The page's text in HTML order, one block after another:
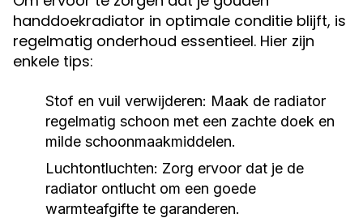
handdoekradiator in optimale conditie blijft, is
regelmatig onderhoud essentieel. Hier zijn
enkele tips:
Stof en vuil verwijderen: Maak de radiator
regelmatig schoon met een zachte doek en
milde schoonmaakmiddelen.
Luchtontluchten: Zorg ervoor dat je de
radiator ontlucht om een goede
warmteafgifte te garanderen.